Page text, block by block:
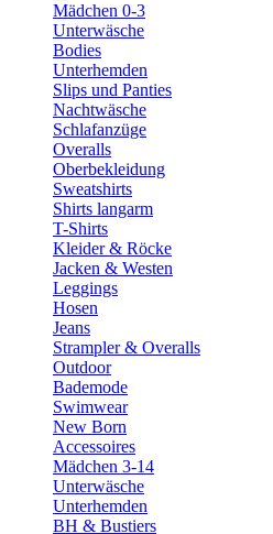
Mädchen 0-3
Unterwäsche
Bodies
Unterhemden
Slips und Panties
Nachtwäsche
Schlafanzüge
Overalls
Oberbekleidung
Sweatshirts
Shirts langarm
T-Shirts
Kleider & Röcke
Jacken & Westen
Leggings
Hosen
Jeans
Strampler & Overalls
Outdoor
Bademode
Swimwear
New Born
Accessoires
Mädchen 3-14
Unterwäsche
Unterhemden
BH & Bustiers